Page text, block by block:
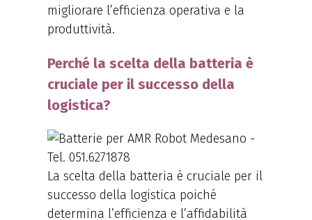
migliorare l’efficienza operativa e la
produttività.
Perché la scelta della batteria è
cruciale per il successo della
logistica?
La scelta della batteria è cruciale per il
successo della logistica poiché
determina l’efficienza e l’affidabilità